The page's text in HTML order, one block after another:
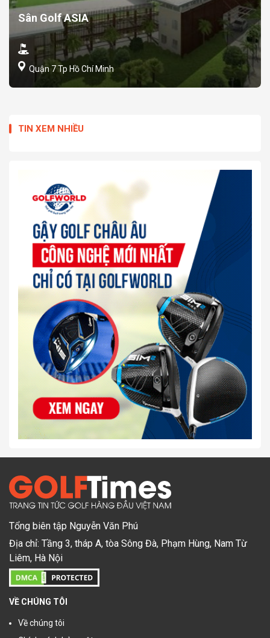
Sân Golf ASIA
Quận 7 Tp Hồ Chí Minh
TIN XEM NHIỀU
Tổng biên tập Nguyễn Văn Phú
Địa chỉ: Tầng 3, tháp A, tòa Sông Đà, Phạm Hùng, Nam Từ
Liêm, Hà Nội
VỀ CHÚNG TÔI
Về chúng tôi